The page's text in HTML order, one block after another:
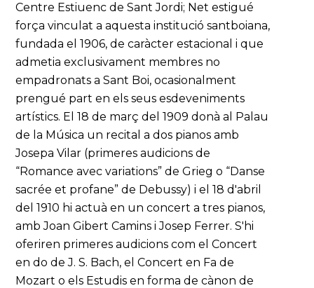
Centre Estiuenc de Sant Jordi; Net estigué
força vinculat a aquesta institució santboiana,
fundada el 1906, de caràcter estacional i que
admetia exclusivament membres no
empadronats a Sant Boi, ocasionalment
prengué part en els seus esdeveniments
artístics. El 18 de març del 1909 donà al Palau
de la Música un recital a dos pianos amb
Josepa Vilar (primeres audicions de
“Romance avec variations” de Grieg o “Danse
sacrée et profane” de Debussy) i el 18 d'abril
del 1910 hi actuà en un concert a tres pianos,
amb Joan Gibert Camins i Josep Ferrer. S'hi
oferiren primeres audicions com el Concert
en do de J. S. Bach, el Concert en Fa de
Mozart o els Estudis en forma de cànon de